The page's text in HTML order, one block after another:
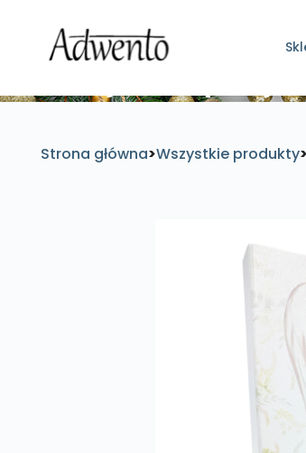
Strona główna>Wszystkie produkty>